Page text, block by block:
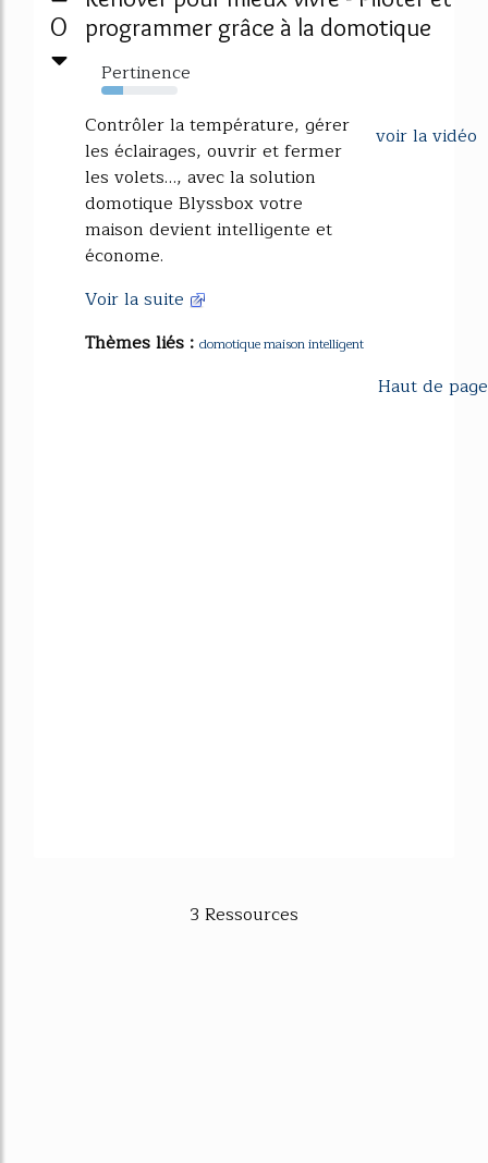
0
programmer grâce à la domotique
Pertinence
29%
voir la vidéo
Contrôler la température, gérer
les éclairages, ouvrir et fermer
les volets…, avec la solution
domotique Blyssbox votre
maison devient intelligente et
économe.
Voir la suite
Thèmes liés : domotique maison intelligent
Haut de page
3 Ressources